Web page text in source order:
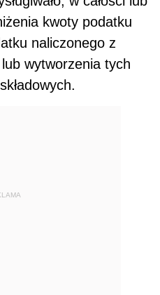
kwoty podatku
naliczonego z
wytworzenia tych